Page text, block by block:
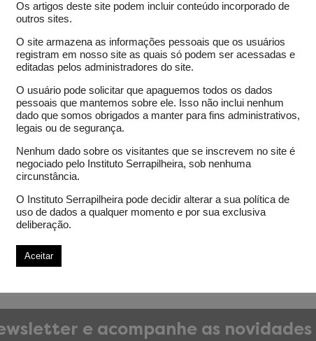
e acompanhe as
Os artigos deste site podem incluir conteúdo incorporado de
outros sites.
O site armazena as informações pessoais que os usuários
registram em nosso site as quais só podem ser acessadas e
editadas pelos administradores do site.
O usuário pode solicitar que apaguemos todos os dados
pessoais que mantemos sobre ele. Isso não inclui nenhum
dado que somos obrigados a manter para fins administrativos,
legais ou de segurança.
Nenhum dado sobre os visitantes que se inscrevem no site é
negociado pelo Instituto Serrapilheira, sob nenhuma
circunstância.
O Instituto Serrapilheira pode decidir alterar a sua política de
uso de dados a qualquer momento e por sua exclusiva
deliberação.
Aceitar